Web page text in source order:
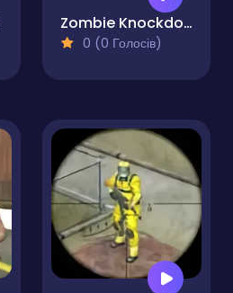
Zombie Knockdown
0 (0 Голосів)